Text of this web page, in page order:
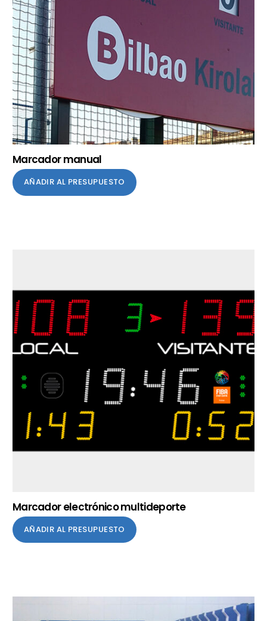
Marcador manual
AÑADIR AL PRESUPUESTO
Marcador electrónico multideporte
AÑADIR AL PRESUPUESTO